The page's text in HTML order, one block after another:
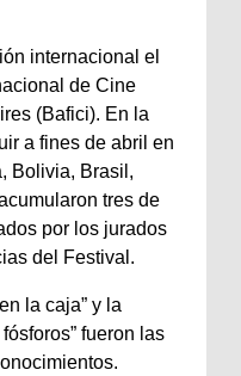
internacional el
de Cine
(Bafici). En la
a fines de abril en
Bolivia, Brasil,
tres de
por los jurados
del Festival.
la caja” y la
fueron las